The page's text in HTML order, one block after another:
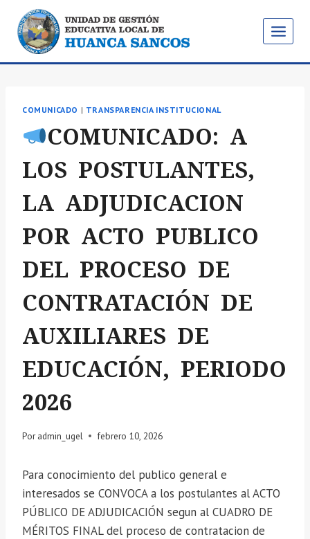
Saltar
contenido
COMUNICADO | TRANSPARENCIA INSTITUCIONAL
COMUNICADO: A
LOS POSTULANTES,
LA ADJUDICACION
POR ACTO PUBLICO
DEL PROCESO DE
CONTRATACIÓN DE
AUXILIARES DE
EDUCACIÓN, PERIODO
2026
Por admin_ugel febrero 10, 2026
Para conocimiento del publico general e
interesados se CONVOCA a los postulantes al ACTO
PÚBLICO DE ADJUDICACIÓN segun al CUADRO DE
MÉRITOS FINAL del proceso de contratacion de